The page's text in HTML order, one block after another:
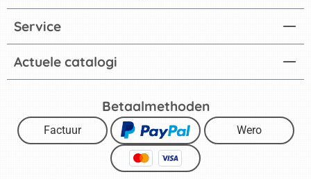
Actuele catalogi
Service
Betaalmethoden
Factuur Wero